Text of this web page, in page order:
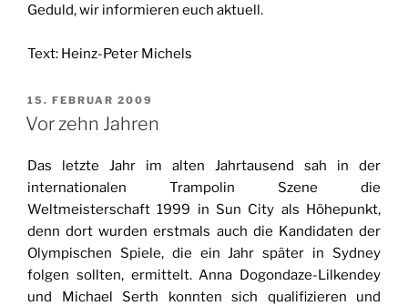
Geduld, wir informieren euch aktuell.
Text: Heinz-Peter Michels
VERÖFFENTLICHT
AM
15. FEBRUAR 2009
Vor zehn Jahren
Das letzte Jahr im alten Jahrtausend sah in der
internationalen Trampolin Szene die
Weltmeisterschaft 1999 in Sun City als Höhepunkt,
denn dort wurden erstmals auch die Kandidaten der
Olympischen Spiele, die ein Jahr später in Sydney
folgen sollten, ermittelt. Anna Dogondaze-Lilkendey
und Michael Serth konnten sich qualifizieren und